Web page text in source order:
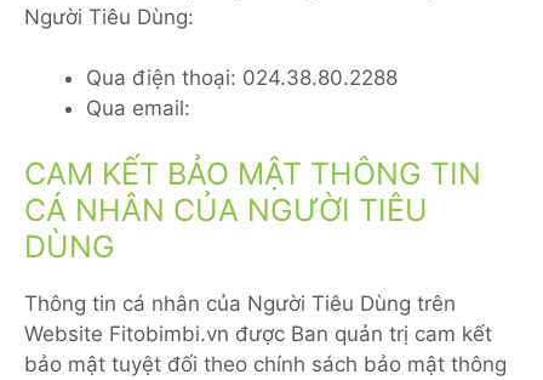
Người Tiêu Dùng:
Qua điện thoại: 024.38.80.2288
Qua email:
CAM KẾT BẢO MẬT THÔNG TIN
CÁ NHÂN CỦA NGƯỜI TIÊU
DÙNG
Thông tin cá nhân của Người Tiêu Dùng trên
Website Fitobimbi.vn được Ban quản trị cam kết
bảo mật tuyệt đối theo chính sách bảo mật thông